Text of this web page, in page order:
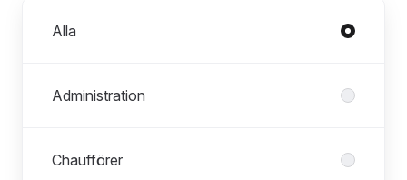
Alla
Administration
Chaufförer